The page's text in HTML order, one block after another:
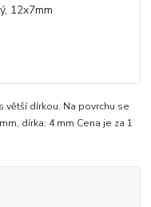
větší dírkou. Na povrchu se
dírka: 4 mm Cena je za 1